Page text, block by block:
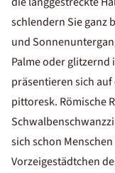
schlendern Sie ganz
und
Palme oder glitzernd
präsentieren sich
pittoresk. Römische
sich schon
Vorzeigestädtchen